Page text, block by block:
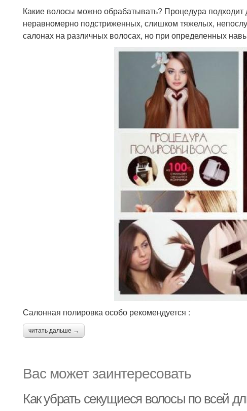
Какие волосы можно обрабатывать? Процедура
неравномерно подстриженных, слишком тяжелых,
салонах на различных волосах, но при определенных
Салонная полировка особо рекомендуется :
читать дальше →
Вас может заинтересовать
Как убрать секущиеся волосы по всей